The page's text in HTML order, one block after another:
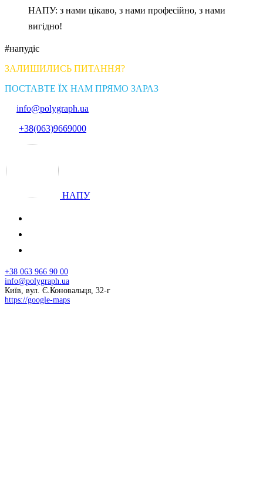
НАПУ: з нами цікаво, з нами професійно, з нами
вигідно!
#напудіє
ЗАЛИШИЛИСЬ ПИТАННЯ?
ПОСТАВТЕ ЇХ НАМ ПРЯМО ЗАРАЗ
info@polygraph.ua
+38(063)9669000
НАПУ
+38 063 966 90 00
info@polygraph.ua
Київ, вул. Є.Коновальця, 32-г
https://google-maps